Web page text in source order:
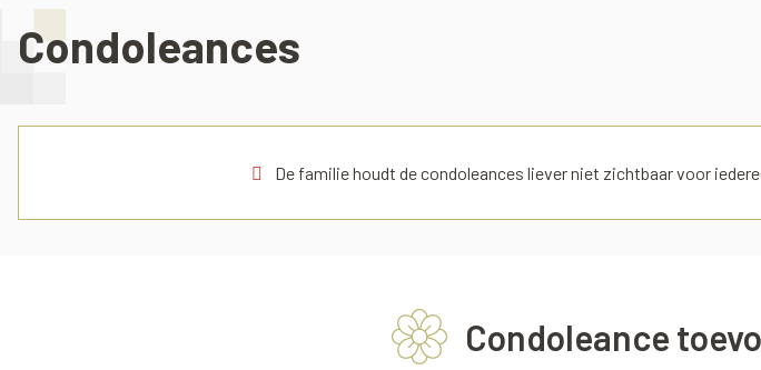
Condoleances
De familie houdt de condoleances liever niet zichtbaar voor
Condoleance